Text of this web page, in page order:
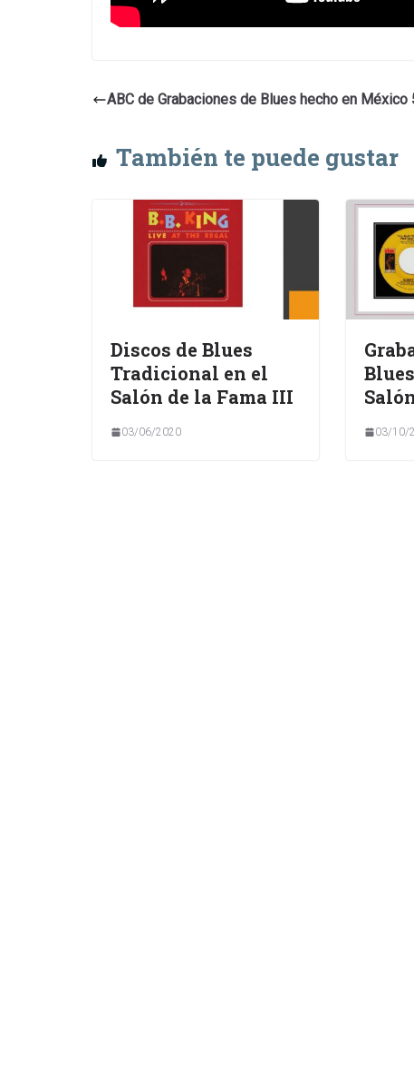
ABC de Grabaciones de Blues hecho en México
También te puede gustar
Discos de Blues
Tradicional en el
Salón de la Fama III
03/06/2020 03/10/